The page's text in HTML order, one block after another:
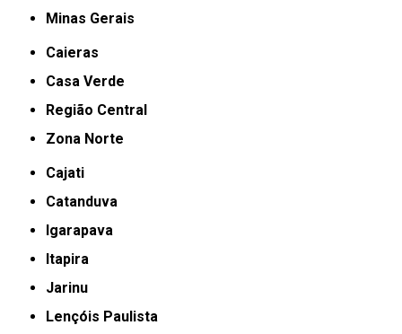
Minas Gerais
Caieras
Casa Verde
Região Central
Zona Norte
Cajati
Catanduva
Igarapava
Itapira
Jarinu
Lençóis Paulista